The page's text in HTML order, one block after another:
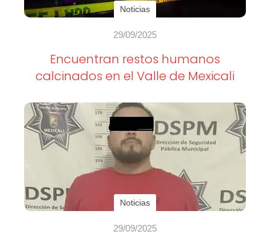
Noticias
29/09/2025
Encuentran restos humanos
calcinados en el Valle de Mexicali
Noticias
29/09/2025